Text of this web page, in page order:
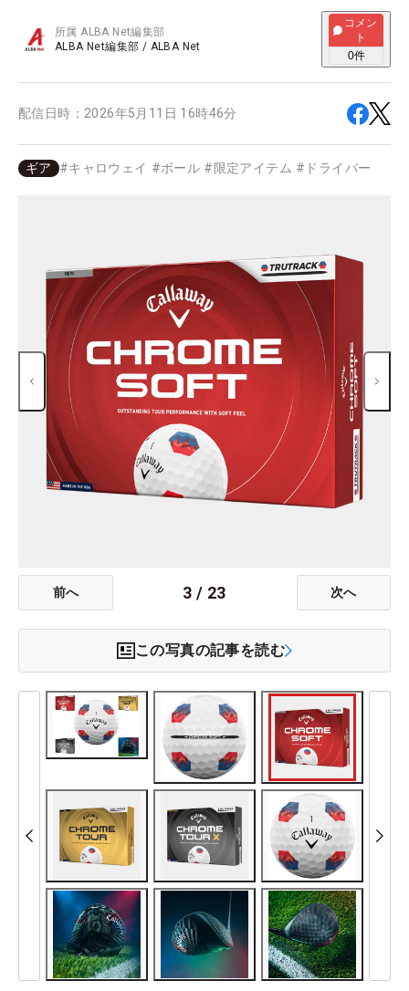
所属ALBA Net編集部
ALBA Net編集部 / ALBA Net
コメン
ト
0件
配信日時： 2026年5月11日 16時46分
ギア #キャロウェイ #ボール # 限定アイテム # ドライバー
前へ 3 / 23 次へ
この写真の記事を読む